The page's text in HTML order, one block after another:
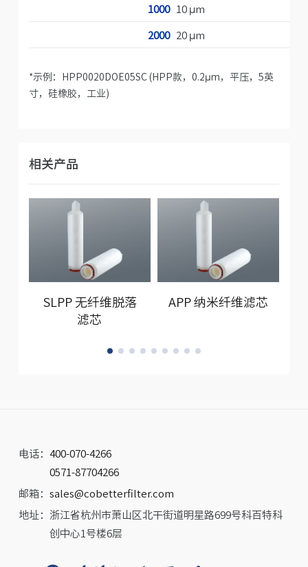
100010 µm
200020 µm
*示例：HPP0020DOE05SC (HPP款，0.2µm，平压，5英
寸，硅橡胶，工业)
相关产品
SLPP 无纤维脱落
滤芯
APP 纳米纤维滤芯
电话： 400-070-4266
0571-87704266
邮箱： sales@cobetterfilter.com
地址： 浙江省杭州市萧山区北干街道明星路699号科百特科
创中心1号楼6层